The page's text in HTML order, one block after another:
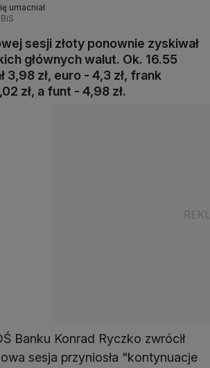
umacniał
sesji złoty ponownie zyskiwał
głównych walut. Ok. 16.55
3,98 zł, euro - 4,3 zł, frank
zł, a funt - 4,98 zł.
Banku Konrad Ryczko zwrócił
sesja przyniosła "kontynuacje